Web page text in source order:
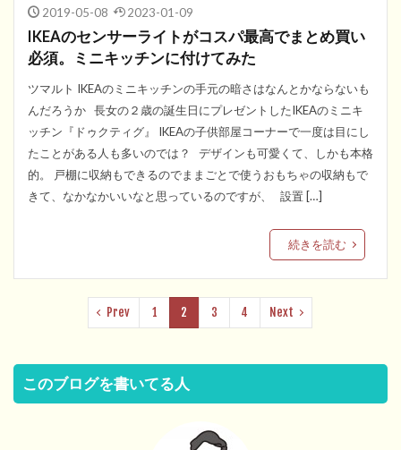
2019-05-08 2023-01-09
IKEAのセンサーライトがコスパ最高でまとめ買い
必須。ミニキッチンに付けてみた
ツマルト IKEAのミニキッチンの手元の暗さはなんとかならないも
んだろうか 長女の２歳の誕生日にプレゼントしたIKEAのミニキ
ッチン『ドゥクティグ』 IKEAの子供部屋コーナーで一度は目にし
たことがある人も多いのでは？ デザインも可愛くて、しかも本格
的。 戸棚に収納もできるのでままごとで使うおもちゃの収納もで
きて、なかなかいいなと思っているのですが、 設置 […]
続きを読む
Prev 1 2 3 4 Next
このブログを書いてる人